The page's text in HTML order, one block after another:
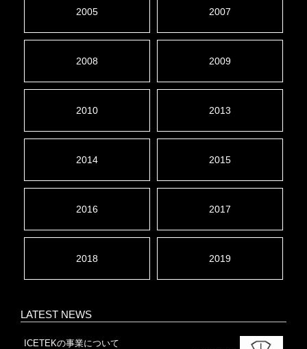
2005 2007
2008 2009
2010 2013
2014 2015
2016 2017
2018 2019
LATEST NEWS
ICETEKの事業について